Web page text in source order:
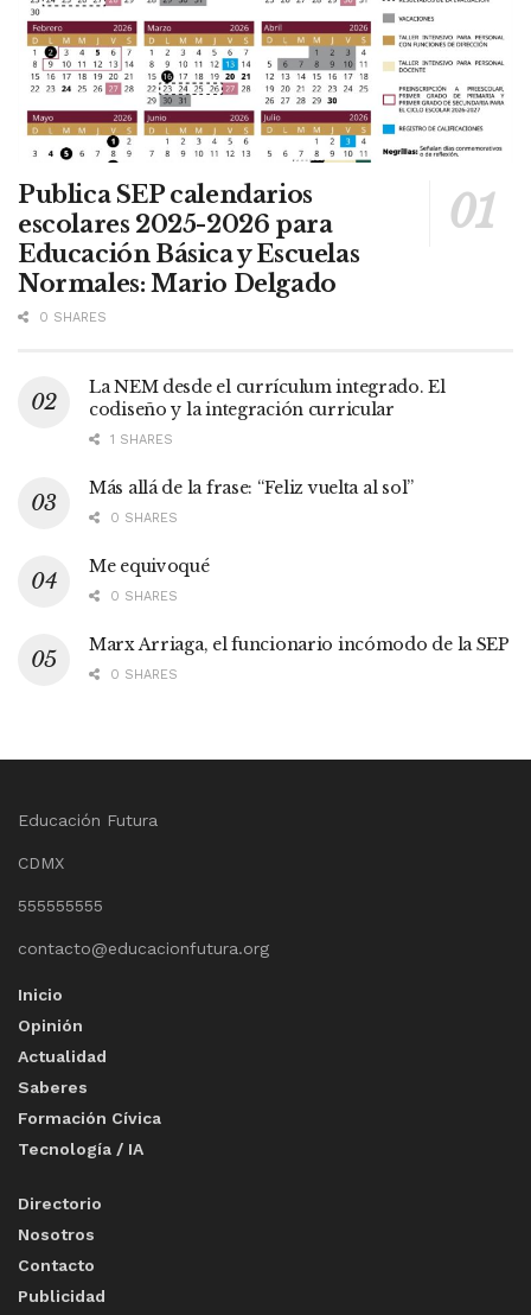
Publica SEP calendarios
escolares 2025-2026 para
Educación Básica y Escuelas
Normales: Mario Delgado
0 SHARES
La NEM desde el currículum integrado. El
codiseño y la integración curricular
1 SHARES
Más allá de la frase: “Feliz vuelta al sol”
0 SHARES
Me equivoqué
0 SHARES
Marx Arriaga, el funcionario incómodo de la SEP
0 SHARES
Educación Futura
CDMX
555555555
contacto@educacionfutura.org
Inicio
Opinión
Actualidad
Saberes
Formación Cívica
Tecnología / IA
Directorio
Nosotros
Contacto
Publicidad